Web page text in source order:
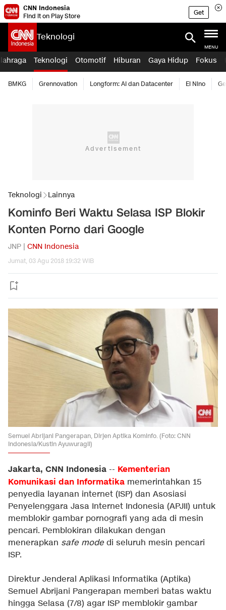
CNN Indonesia
Find it on Play Store
Get
Teknologi
MENU
Teknologi Otomotif Hiburan Gaya Hidup Fokus
BMKG Grennovation Longform: AI dan Datacenter El Nino
Teknologi Lainnya
Kominfo Beri Waktu Selasa ISP Blokir
Konten Porno dari Google
JNP | CNN Indonesia
Jumat, 03 Agu 2018 19:32 WIB
Semuel Abrijani Pangerapan, Dirjen Aptika Kominfo. (Foto: CNN
Indonesia/Kustin Ayuwuragil)
Jakarta, CNN Indonesia -- Kementerian
Komunikasi dan Informatika memerintahkan 15
penyedia layanan internet (ISP) dan Asosiasi
Penyelenggara Jasa Internet Indonesia (APJII) untuk
memblokir gambar pornografi yang ada di mesin
pencari. Pemblokiran dilakukan dengan
menerapkan safe mode di seluruh mesin pencari
ISP.
Direktur Jenderal Aplikasi Informatika (Aptika)
Semuel Abrijani Pangerapan memberi batas waktu
hingga Selasa (7/8) agar ISP memblokir gambar